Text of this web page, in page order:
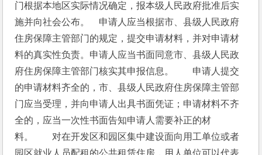
门根据本地区实际情况确定，报本级人民政府批准后实
施并向社会公布。　申请人应当根据市、县级人民政府
住房保障主管部门的规定，提交申请材料，并对申请材
料的真实性负责。申请人应当书面同意市、县级人民政
府住房保障主管部门核实其申报信息。　　申请人提交
的申请材料齐全的，市、县级人民政府住房保障主管部
门应当受理，并向申请人出具书面凭证；申请材料不齐
全的，应当一次性书面告知申请人需要补正的材
料。　　对在开发区和园区集中建设面向用工单位或者
园区就业人员配租的公共租赁住房，用人单位可以代表